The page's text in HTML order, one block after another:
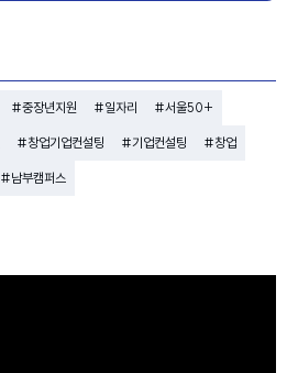
#중장년지원 #일자리 #서울50+
#창업기업컨설팅 #기업컨설팅 #창업
#남부캠퍼스